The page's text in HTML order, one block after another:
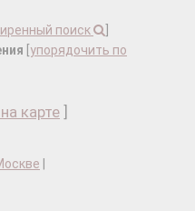
поиск
упорядочить по
карте